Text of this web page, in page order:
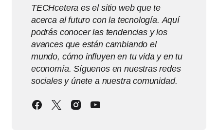
TECHcetera es el sitio web que te
acerca al futuro con la tecnología. Aquí
podrás conocer las tendencias y los
avances que están cambiando el
mundo, cómo influyen en tu vida y en tu
economía. Síguenos en nuestras redes
sociales y únete a nuestra comunidad.